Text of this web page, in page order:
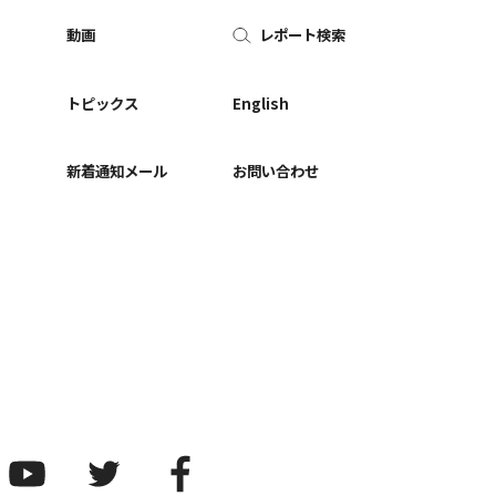
動画
トピックス
新着通知メール
レポート検索
English
お問い合わせ